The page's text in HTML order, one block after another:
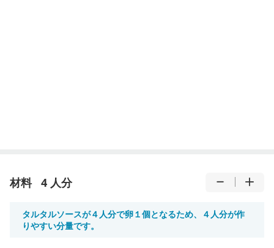
材料 4 人分
タルタルソースが４人分で卵１個となるため、４人分が作
りやすい分量です。